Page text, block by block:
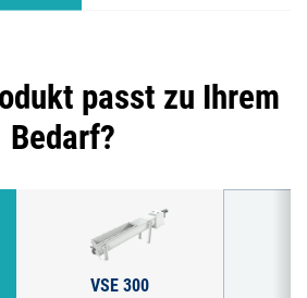
passt zu Ihrem
Bedarf?
VSE 300